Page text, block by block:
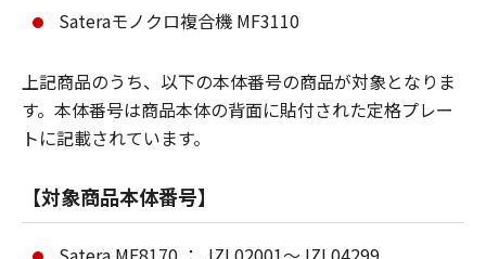
Sateraモノクロ複合機 MF3110
上記商品のうち、以下の本体番号の商品が対象となりま
す。本体番号は商品本体の背面に貼付された定格プレー
トに記載されています。
【対象商品本体番号】